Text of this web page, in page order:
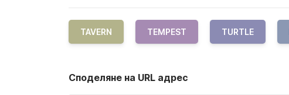
TAVERN TEMPEST TURTLE
Споделяне на URL адрес